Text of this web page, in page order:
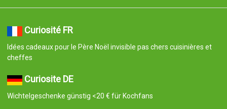
Curiosité FR
Idées cadeaux pour le Père Noël invisible pas chers cuisinières et
cheffes
Curiosite DE
Wichtelgeschenke günstig <20 € für Kochfans